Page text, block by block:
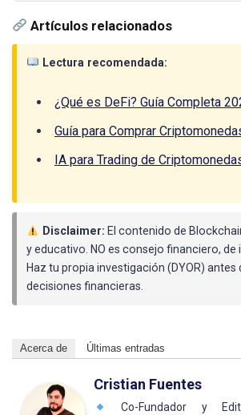
Artículos relacionados
Lectura recomendada:
¿Qué es DeFi? Guía Completa
Guía para Comprar
IA para Trading de
Disclaimer: El contenido de
y educativo. NO es consejo financiero, de
Haz tu propia investigación (DYOR)
decisiones financieras.
Acerca de Últimas entradas
Cristian Fuentes
Co-Fundador y